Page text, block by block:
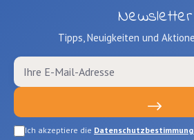
Newsletter
Tipps, Neuigkeiten und
Ich akzeptiere die